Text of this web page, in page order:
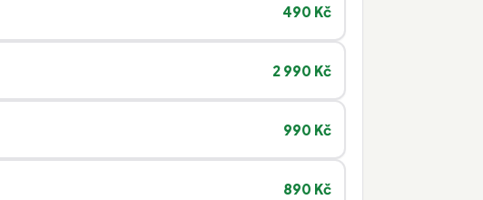
490 Kč
2 990 Kč
990 Kč
890 Kč